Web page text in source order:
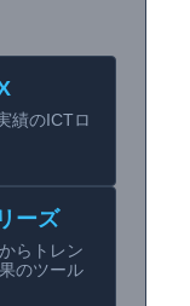
績のICTロ
ーズ
らトレン
のツール